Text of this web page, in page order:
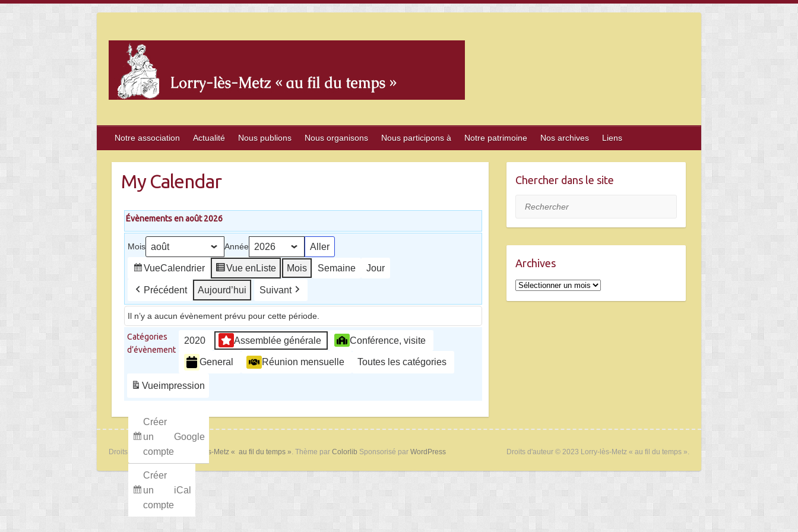
content
Notre association Actualité Nous publions Nous organisons Nous participons à Notre patrimoine Nos archives Liens
My Calendar
Évènements en août 2026
Mois Année
VueCalendrier Vue en Liste Mois Semaine Jour
Précédent Aujourd’hui Suivant
Il n’y a aucun évènement prévu pour cette période.
Catégories
d’évènement
2020 Assemblée générale Conférence, visite
General Réunion mensuelle Toutes les catégories
Créer
un
compte
Google
Créer
un
compte
iCal
Vueimpression
Chercher dans le site
Rechercher
Archives
Archives
Droits d'auteur © 2026 Lorry-lès-Metz « au fil du temps » . Thème par Colorlib Sponsorisé par WordPress Droits d'auteur © 2023 Lorry-lès-Metz « au fil du temps ».